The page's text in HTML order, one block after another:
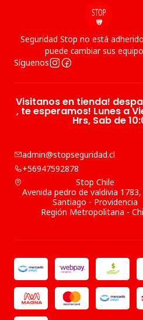
Seguridad Stop no está
puede cambiar sus
Síguenos
Visitanos en tienda!
, te esperamos! Lunes a
Hrs, Sab de
admin@stopseguridad.cl
+56947592878
Stop Chile
Avenida pedro de valdivia
Santiago - Providencia
Región Metropolitana -